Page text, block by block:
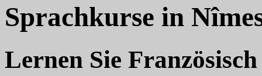
Sprachkurse in
Lernen Sie